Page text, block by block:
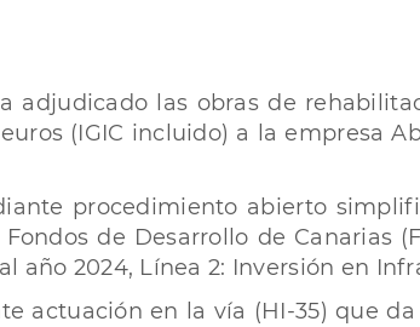
adjudicado las obras de
(IGIC incluido) a la empresa
procedimiento abierto
de Desarrollo de Canarias
año 2024, Línea 2: Inversión en
actuación en la vía (HI-35) que